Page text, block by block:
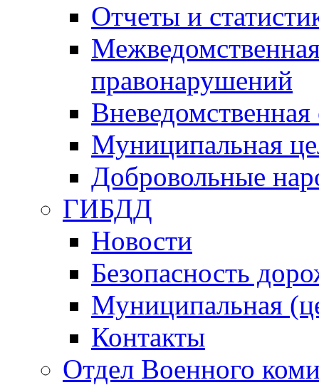
Отчеты и
правонарушений
Вневедомственная
Муниципальная
Добровольные
ГИБДД
Новости
Безопасность
Муниципальная
Контакты
Отдел Военного